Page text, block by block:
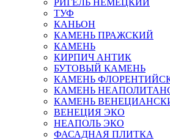
РИГЕЛЬ НЕМЕЦКИЙ
ТУФ
КАНЬОН
КАМЕНЬ ПРАЖСКИЙ
КАМЕНЬ
КИРПИЧ АНТИК
БУТОВЫЙ КАМЕНЬ
КАМЕНЬ
КАМЕНЬ
КАМЕНЬ
ВЕНЕЦИЯ ЭКО
НЕАПОЛЬ ЭКО
ФАСАДНАЯ ПЛИТКА